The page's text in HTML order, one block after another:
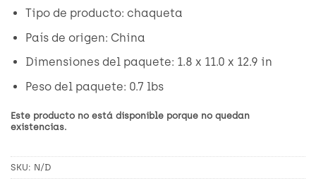
Tipo de producto: chaqueta
País de origen: China
Dimensiones del paquete: 1.8 x 11.0 x 12.9 in
Peso del paquete: 0.7 lbs
Este producto no está disponible porque no quedan
existencias.
SKU: N/D